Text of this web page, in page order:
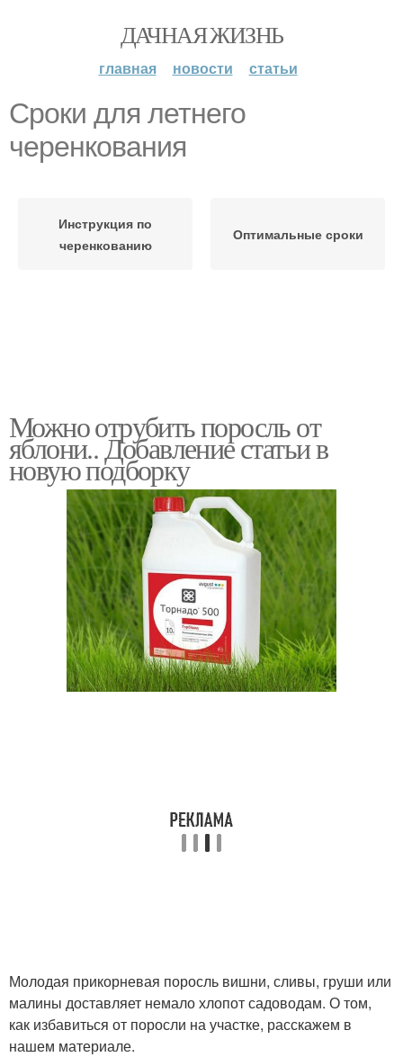
ДАЧНАЯ ЖИЗНЬ
главная новости статьи
Сроки для летнего
черенкования
Инструкция по
черенкованию
Оптимальные сроки
Можно отрубить поросль от
яблони.. Добавление статьи в
новую подборку
Молодая прикорневая поросль вишни, сливы, груши или
малины доставляет немало хлопот садоводам. О том,
как избавиться от поросли на участке, расскажем в
нашем материале.